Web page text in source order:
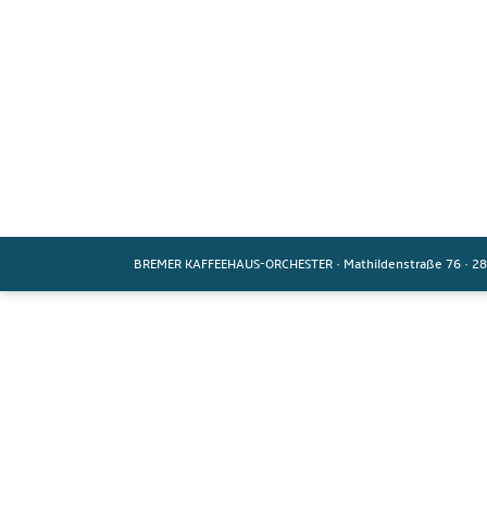
BREMER KAFFEEHAUS-ORCHESTER · Mathildenstraße 76 ·